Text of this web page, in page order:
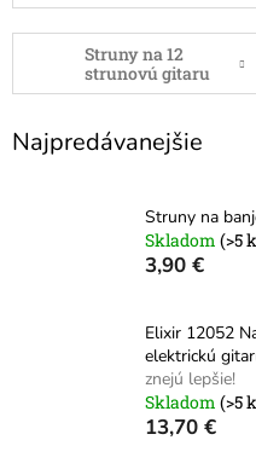
Struny na 12
strunovú gitaru
Najpredávanejšie
Struny na
Skladom (>5
3,90 €
Elixir 12052
elektrickú
znejú lepšie!
Skladom (>5
13,70 €